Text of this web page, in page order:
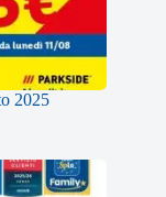
2025